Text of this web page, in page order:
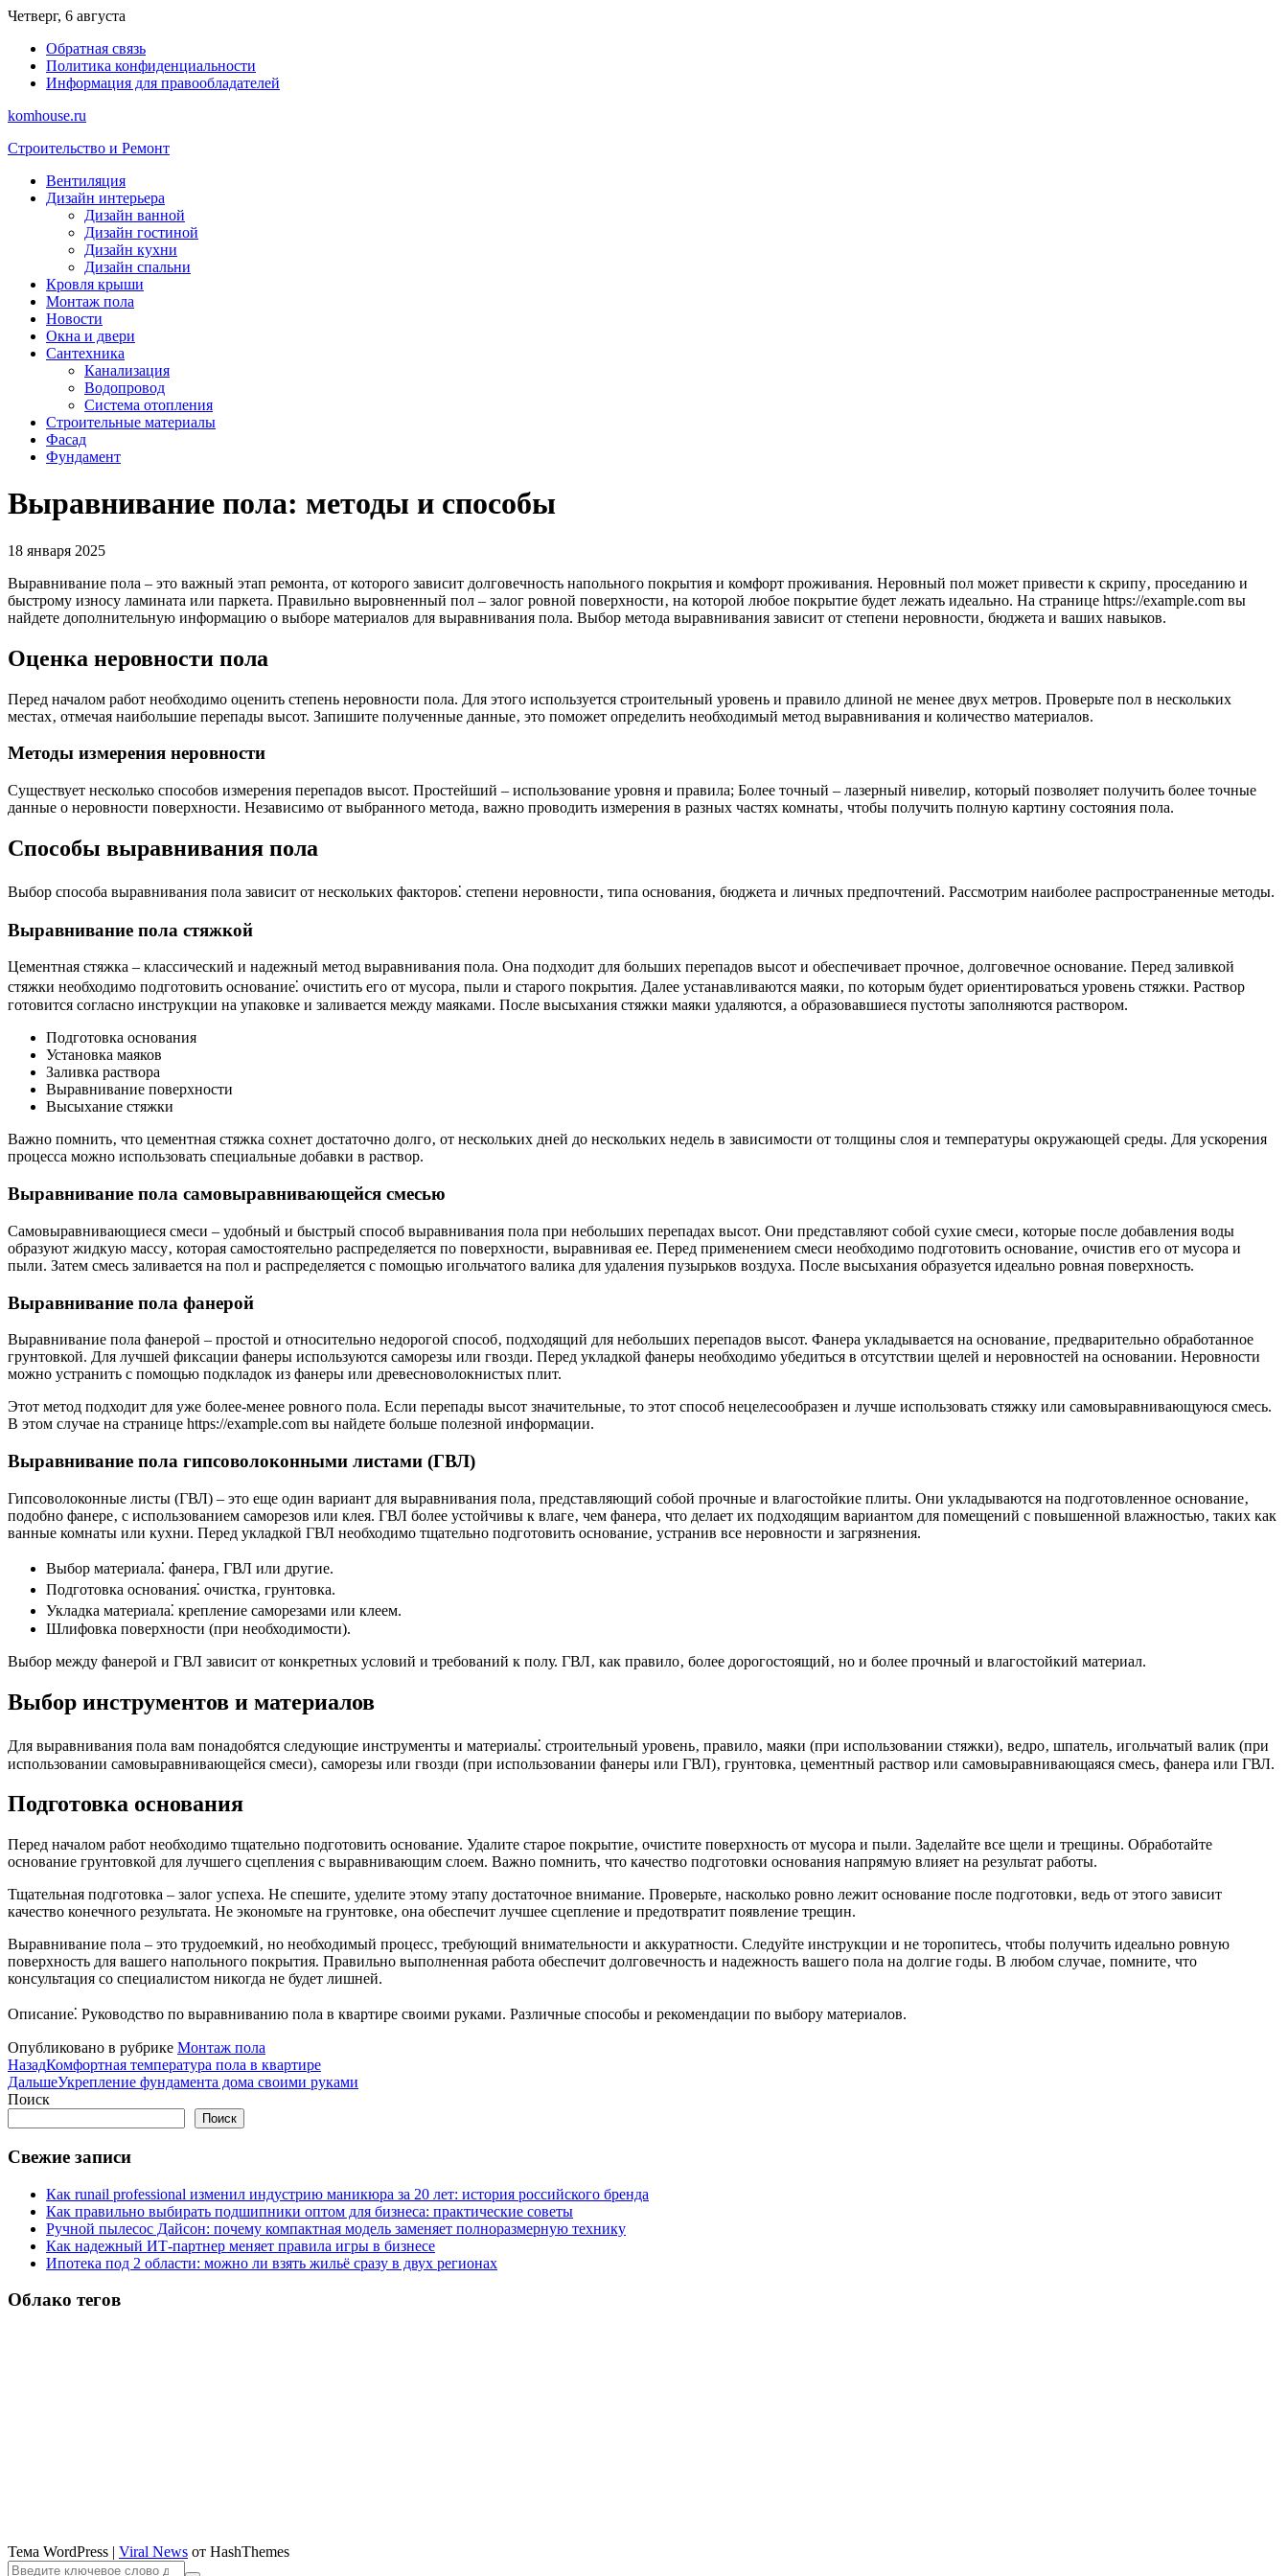
Перейти
содержимому
Четверг, 6 августа
Обратная связь
Политика конфиденциальности
Информация для правообладателей
komhouse.ru
Строительство и Ремонт
Вентиляция
Дизайн интерьера
Дизайн ванной
Дизайн гостиной
Дизайн кухни
Дизайн спальни
Кровля крыши
Монтаж пола
Новости
Окна и двери
Сантехника
Канализация
Водопровод
Система отопления
Строительные материалы
Фасад
Фундамент
Выравнивание пола: методы и способы
18 января 2025
Выравнивание пола – это важный этап ремонта‚ от которого зависит долговечность напольного покрытия и комфорт проживания. Неровный пол может привести к скрипу‚ проседанию и
быстрому износу ламината или паркета. Правильно выровненный пол – залог ровной поверхности‚ на которой любое покрытие будет лежать идеально. На странице https://example.com вы
найдете дополнительную информацию о выборе материалов для выравнивания пола. Выбор метода выравнивания зависит от степени неровности‚ бюджета и ваших навыков.
Оценка неровности пола
Перед началом работ необходимо оценить степень неровности пола. Для этого используется строительный уровень и правило длиной не менее двух метров. Проверьте пол в нескольких
местах‚ отмечая наибольшие перепады высот. Запишите полученные данные‚ это поможет определить необходимый метод выравнивания и количество материалов.
Методы измерения неровности
Существует несколько способов измерения перепадов высот. Простейший – использование уровня и правила; Более точный – лазерный нивелир‚ который позволяет получить более точные
данные о неровности поверхности. Независимо от выбранного метода‚ важно проводить измерения в разных частях комнаты‚ чтобы получить полную картину состояния пола.
Способы выравнивания пола
Выбор способа выравнивания пола зависит от нескольких факторов⁚ степени неровности‚ типа основания‚ бюджета и личных предпочтений. Рассмотрим наиболее распространенные методы.
Выравнивание пола стяжкой
Цементная стяжка – классический и надежный метод выравнивания пола. Она подходит для больших перепадов высот и обеспечивает прочное‚ долговечное основание. Перед заливкой
стяжки необходимо подготовить основание⁚ очистить его от мусора‚ пыли и старого покрытия. Далее устанавливаются маяки‚ по которым будет ориентироваться уровень стяжки. Раствор
готовится согласно инструкции на упаковке и заливается между маяками. После высыхания стяжки маяки удаляются‚ а образовавшиеся пустоты заполняются раствором.
Подготовка основания
Установка маяков
Заливка раствора
Выравнивание поверхности
Высыхание стяжки
Важно помнить‚ что цементная стяжка сохнет достаточно долго‚ от нескольких дней до нескольких недель в зависимости от толщины слоя и температуры окружающей среды. Для ускорения
процесса можно использовать специальные добавки в раствор.
Выравнивание пола самовыравнивающейся смесью
Самовыравнивающиеся смеси – удобный и быстрый способ выравнивания пола при небольших перепадах высот. Они представляют собой сухие смеси‚ которые после добавления воды
образуют жидкую массу‚ которая самостоятельно распределяется по поверхности‚ выравнивая ее. Перед применением смеси необходимо подготовить основание‚ очистив его от мусора и
пыли. Затем смесь заливается на пол и распределяется с помощью игольчатого валика для удаления пузырьков воздуха. После высыхания образуется идеально ровная поверхность.
Выравнивание пола фанерой
Выравнивание пола фанерой – простой и относительно недорогой способ‚ подходящий для небольших перепадов высот. Фанера укладывается на основание‚ предварительно обработанное
грунтовкой. Для лучшей фиксации фанеры используются саморезы или гвозди. Перед укладкой фанеры необходимо убедиться в отсутствии щелей и неровностей на основании. Неровности
можно устранить с помощью подкладок из фанеры или древесноволокнистых плит.
Этот метод подходит для уже более-менее ровного пола. Если перепады высот значительные‚ то этот способ нецелесообразен и лучше использовать стяжку или самовыравнивающуюся смесь.
В этом случае на странице https://example.com вы найдете больше полезной информации.
Выравнивание пола гипсоволоконными листами (ГВЛ)
Гипсоволоконные листы (ГВЛ) – это еще один вариант для выравнивания пола‚ представляющий собой прочные и влагостойкие плиты. Они укладываются на подготовленное основание‚
подобно фанере‚ с использованием саморезов или клея. ГВЛ более устойчивы к влаге‚ чем фанера‚ что делает их подходящим вариантом для помещений с повышенной влажностью‚ таких как
ванные комнаты или кухни. Перед укладкой ГВЛ необходимо тщательно подготовить основание‚ устранив все неровности и загрязнения.
Выбор материала⁚ фанера‚ ГВЛ или другие.
Подготовка основания⁚ очистка‚ грунтовка.
Укладка материала⁚ крепление саморезами или клеем.
Шлифовка поверхности (при необходимости).
Выбор между фанерой и ГВЛ зависит от конкретных условий и требований к полу. ГВЛ‚ как правило‚ более дорогостоящий‚ но и более прочный и влагостойкий материал.
Выбор инструментов и материалов
Для выравнивания пола вам понадобятся следующие инструменты и материалы⁚ строительный уровень‚ правило‚ маяки (при использовании стяжки)‚ ведро‚ шпатель‚ игольчатый валик (при
использовании самовыравнивающейся смеси)‚ саморезы или гвозди (при использовании фанеры или ГВЛ)‚ грунтовка‚ цементный раствор или самовыравнивающаяся смесь‚ фанера или ГВЛ.
Подготовка основания
Перед началом работ необходимо тщательно подготовить основание. Удалите старое покрытие‚ очистите поверхность от мусора и пыли. Заделайте все щели и трещины. Обработайте
основание грунтовкой для лучшего сцепления с выравнивающим слоем. Важно помнить‚ что качество подготовки основания напрямую влияет на результат работы.
Тщательная подготовка – залог успеха. Не спешите‚ уделите этому этапу достаточное внимание. Проверьте‚ насколько ровно лежит основание после подготовки‚ ведь от этого зависит
качество конечного результата. Не экономьте на грунтовке‚ она обеспечит лучшее сцепление и предотвратит появление трещин.
Выравнивание пола – это трудоемкий‚ но необходимый процесс‚ требующий внимательности и аккуратности. Следуйте инструкции и не торопитесь‚ чтобы получить идеально ровную
поверхность для вашего напольного покрытия. Правильно выполненная работа обеспечит долговечность и надежность вашего пола на долгие годы. В любом случае‚ помните‚ что
консультация со специалистом никогда не будет лишней.
Описание⁚ Руководство по выравниванию пола в квартире своими руками. Различные способы и рекомендации по выбору материалов.
Опубликовано в рубрике Монтаж пола
НазадКомфортная температура пола в квартире
ДальшеУкрепление фундамента дома своими руками
Поиск
Поиск
Свежие записи
Как runail professional изменил индустрию маникюра за 20 лет: история российского бренда
Как правильно выбирать подшипники оптом для бизнеса: практические советы
Ручной пылесос Дайсон: почему компактная модель заменяет полноразмерную технику
Как надежный ИТ-партнер меняет правила игры в бизнесе
Ипотека под 2 области: можно ли взять жильё сразу в двух регионах
Облако тегов
Тема WordPress | Viral News от HashThemes